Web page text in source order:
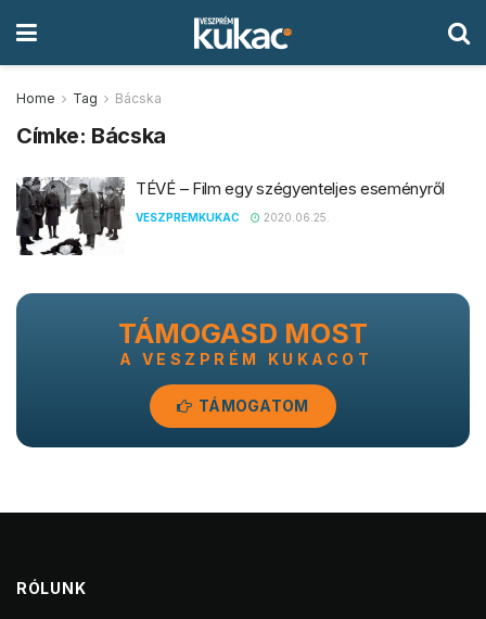
Home Tag Bácska
Címke: Bácska
TÉVÉ – Film egy szégyenteljes eseményről
VESZPREMKUKAC 2020.06.25.
TÁMOGASD MOST
A VESZPRÉM KUKACOT
TÁMOGATOM
RÓLUNK